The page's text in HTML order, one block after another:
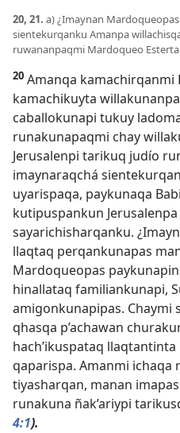
20, 21. a) ¿Imaynan
sientekurqanku Amanpa
ruwananpaqmi Mardoqueo
20 Amanqa kamachirqanmi
kamachikuyta
caballokunapi tukuy
runakunapaqmi chay
Jerusalenpi tarikuq judío
imaynaraqchá
uyarispaqa, paykunaqa
kutipuspankun
sayarichisharqanku.
llaqtaq perqankunapas
Mardoqueopas
hinallataq familiankunapi,
amigonkunapipas. Chaymi
qhasqa p’achawan
hach’ikuspataq
qaparispa. Amanmi ichaqa
tiyasharqan, manan
runakuna ñak’ariypi
4:1).